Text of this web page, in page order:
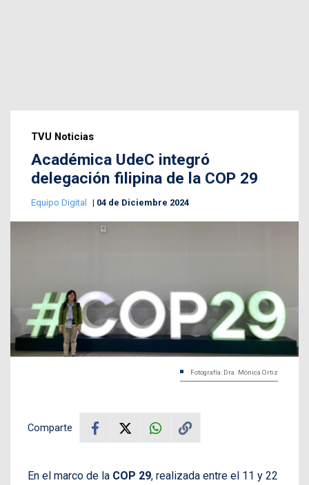
TVU Noticias
Académica UdeC integró
delegación filipina de la COP 29
Equipo Digital 04 de Diciembre 2024
Fotografía: Dra. Mónica Ortiz
Comparte
En el marco de la COP 29, realizada entre el 11 y 22